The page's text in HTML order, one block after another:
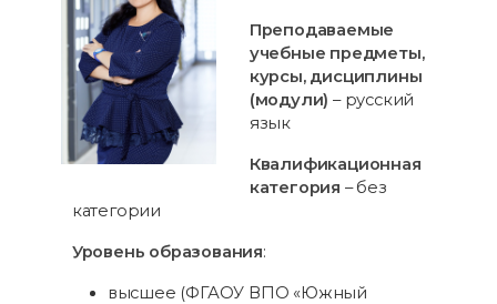
Преподаваемые
учебные предметы,
курсы, дисциплины
(модули) – русский
язык
Квалификационная
категория – без
категории
Уровень образования:
высшее (ФГАОУ ВПО «Южный